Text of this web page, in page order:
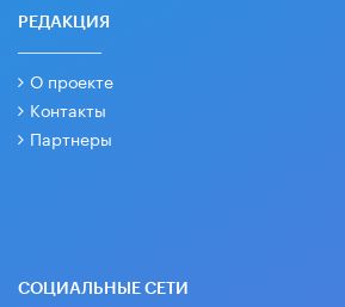
РЕДАКЦИЯ
О проекте
Контакты
Партнеры
СОЦИАЛЬНЫЕ СЕТИ